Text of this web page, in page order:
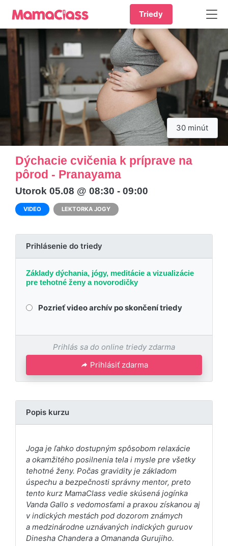
Triedy
30 minút
Dýchacie cvičenia k príprave na
pôrod - Pranayama
Utorok 05.08 @ 08:30 - 09:00
VIDEO LEKTORKA JOGY
Prihlásenie do triedy
Základy dýchania, jógy, meditácie a vizualizácie
pre tehotné ženy a novorodičky
Pozrieť video archív po skončení triedy
Prihlás sa do online triedy zdarma
Prihlásiť zdarma
Popis kurzu
Joga je ľahko dostupným spôsobom relaxácie
a okamžitého posilnenia tela i mysle pre všetky
tehotné ženy. Počas gravidity je základom
úspechu a bezpečnosti správny mentor, preto
tento kurz MamaClass vedie skúsená jogínka
Vanda Gallo s vedomosťami a praxou získanou aj
v indických mestách pod dozorom známych
a medzinárodne uznávaných indických guruov
Dinesha Chandera a Omananda Gurujiho.